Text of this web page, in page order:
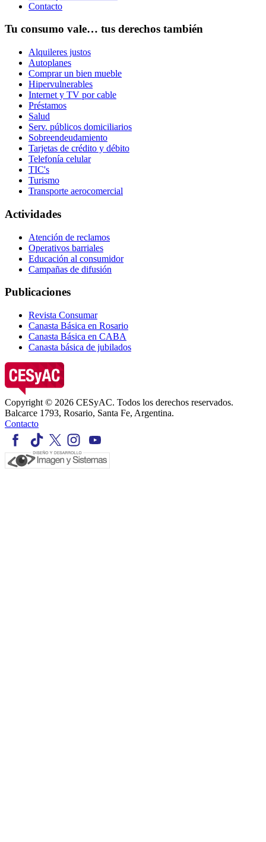
Contacto
Tu consumo vale… tus derechos también
Alquileres justos
Autoplanes
Comprar un bien mueble
Hipervulnerables
Internet y TV por cable
Préstamos
Salud
Serv. públicos domiciliarios
Sobreendeudamiento
Tarjetas de crédito y débito
Telefonía celular
TIC's
Turismo
Transporte aerocomercial
Actividades
Atención de reclamos
Operativos barriales
Educación al consumidor
Campañas de difusión
Publicaciones
Revista Consumar
Canasta Básica en Rosario
Canasta Básica en CABA
Canasta básica de jubilados
Copyright © 2026 CESyAC. Todos los derechos reservados.
Balcarce 1793, Rosario, Santa Fe, Argentina.
Contacto